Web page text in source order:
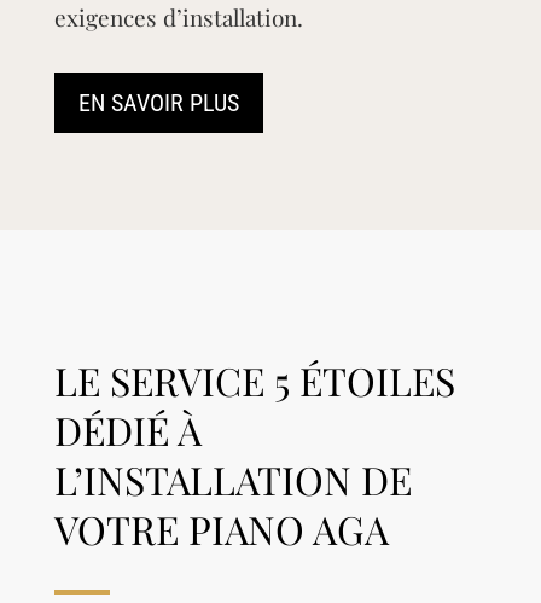
exigences d’installation.
EN SAVOIR PLUS
LE SERVICE 5 ÉTOILES
DÉDIÉ À
L’INSTALLATION DE
VOTRE PIANO AGA